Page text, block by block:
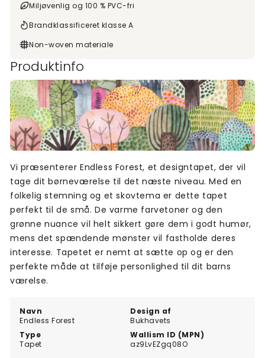
Miljøvenlig og 100 % PVC-fri
Brandklassificeret klasse A
Non-woven materiale
Produktinfo
Navn
Endless Forest
Design af
Bukhavets
Type
Tapet
Wallism ID (MPN)
az9LvEZgq08O
Vi præsenterer Endless Forest, et designtapet, der vil
tage dit børneværelse til det næste niveau. Med en
folkelig stemning og et skovtema er dette tapet
perfekt til de små. De varme farvetoner og den
grønne nuance vil helt sikkert gøre dem i godt humør,
mens det spændende mønster vil fastholde deres
interesse. Tapetet er nemt at sætte op og er den
perfekte måde at tilføje personlighed til dit barns
værelse.